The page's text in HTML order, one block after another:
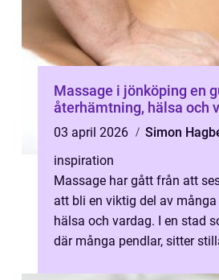
Massage i jönköping en guide till
återhämtning, hälsa och
03 april 2026
Simon
inspiration
Massage har gått från att
att bli en viktig del av
hälsa och vardag. I en stad
där många pendlar, sitter